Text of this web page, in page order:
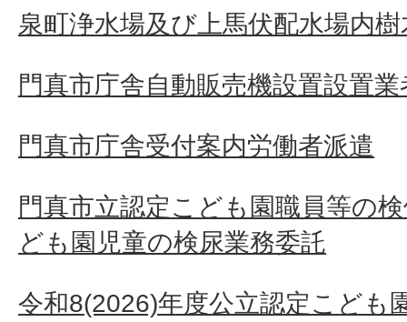
泉町浄水場及び上馬伏配水場内
門真市庁舎自動販売機設置設置業
門真市庁舎受付案内労働者派遣
門真市立認定こども園職員等の
ども園児童の検尿業務委託
令和8(2026)年度公立認定こども